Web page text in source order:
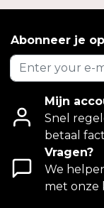
Abonneer je
Mijn
Snel
betaal
Vragen?
We
met onze